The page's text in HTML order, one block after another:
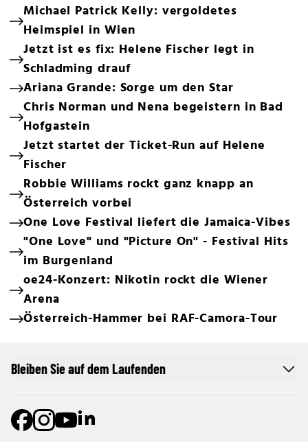
Michael Patrick Kelly: vergoldetes
Heimspiel in Wien
Jetzt ist es fix: Helene Fischer legt in
Schladming drauf
Ariana Grande: Sorge um den Star
Chris Norman und Nena begeistern in Bad
Hofgastein
Jetzt startet der Ticket-Run auf Helene
Fischer
Robbie Williams rockt ganz knapp an
Österreich vorbei
One Love Festival liefert die Jamaica-Vibes
"One Love" und "Picture On" - Festival Hits
im Burgenland
oe24-Konzert: Nikotin rockt die Wiener
Arena
Österreich-Hammer bei RAF-Camora-Tour
Bleiben Sie auf dem Laufenden